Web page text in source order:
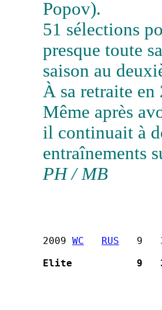
Popov).
51 sélections
presque toute
saison au
À sa retraite
Même après
il continuait à
entraînements
PH / MB
2009 WC RUS
9
Elite           9